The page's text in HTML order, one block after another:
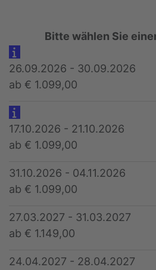
Bitte wählen Sie
26.09.2026 - 30.09.2026
ab € 1.099,00
17.10.2026 - 21.10.2026
ab € 1.099,00
31.10.2026 - 04.11.2026
ab € 1.099,00
27.03.2027 - 31.03.2027
ab € 1.149,00
24.04.2027 - 28.04.2027